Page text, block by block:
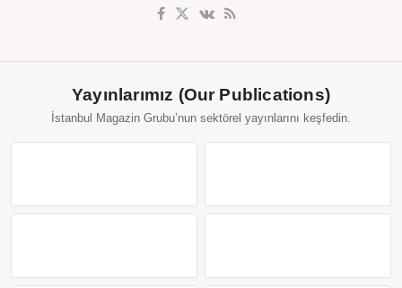
Yayınlarımız (Our Publications)
İstanbul Magazin Grubu’nun sektörel yayınlarını keşfedin.